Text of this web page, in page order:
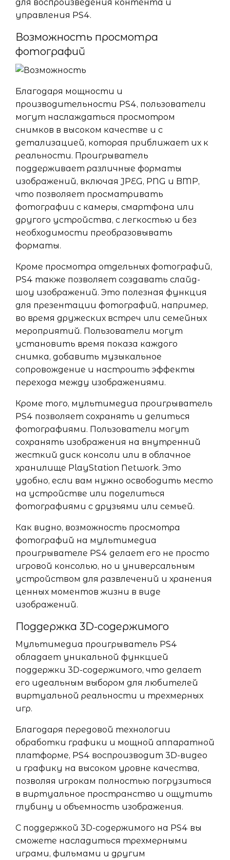
для воспроизведения контента и
управления PS4.
Возможность просмотра
фотографий
Благодаря мощности и
производительности PS4, пользователи
могут наслаждаться просмотром
снимков в высоком качестве и с
детализацией, которая приближает их к
реальности. Проигрыватель
поддерживает различные форматы
изображений, включая JPEG, PNG и BMP,
что позволяет просматривать
фотографии с камеры, смартфона или
другого устройства, с легкостью и без
необходимости преобразовывать
форматы.
Кроме просмотра отдельных фотографий,
PS4 также позволяет создавать слайд-
шоу изображений. Это полезная функция
для презентации фотографий, например,
во время дружеских встреч или семейных
мероприятий. Пользователи могут
установить время показа каждого
снимка, добавить музыкальное
сопровождение и настроить эффекты
перехода между изображениями.
Кроме того, мультимедиа проигрыватель
PS4 позволяет сохранять и делиться
фотографиями. Пользователи могут
сохранять изображения на внутренний
жесткий диск консоли или в облачное
хранилище PlayStation Network. Это
удобно, если вам нужно освободить место
на устройстве или поделиться
фотографиями с друзьями или семьей.
Как видно, возможность просмотра
фотографий на мультимедиа
проигрывателе PS4 делает его не просто
игровой консолью, но и универсальным
устройством для развлечений и хранения
ценных моментов жизни в виде
изображений.
Поддержка 3D-содержимого
Мультимедиа проигрыватель PS4
обладает уникальной функцией
поддержки 3D-содержимого, что делает
его идеальным выбором для любителей
виртуальной реальности и трехмерных
игр.
Благодаря передовой технологии
обработки графики и мощной аппаратной
платформе, PS4 воспроизводит 3D-видео
и графику на высоком уровне качества,
позволяя игрокам полностью погрузиться
в виртуальное пространство и ощутить
глубину и объемность изображения.
С поддержкой 3D-содержимого на PS4 вы
сможете насладиться трехмерными
играми, фильмами и другим